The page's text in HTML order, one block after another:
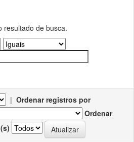
resultado de busca.
| Ordenar registros por
Ordenar